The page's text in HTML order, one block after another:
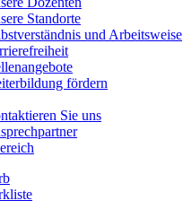
Standorte
und Arbeitsweise
fördern
Sie uns